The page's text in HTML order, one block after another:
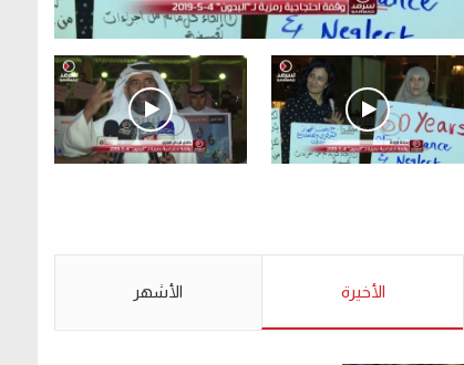
.وقفة احتجاجية رمزية لـ”#البدون” في ساحة الإرادة
الأحد 5 مايو 2019
مخدرات يعني ولا خمر؟!.
الأخيرة الأشهر